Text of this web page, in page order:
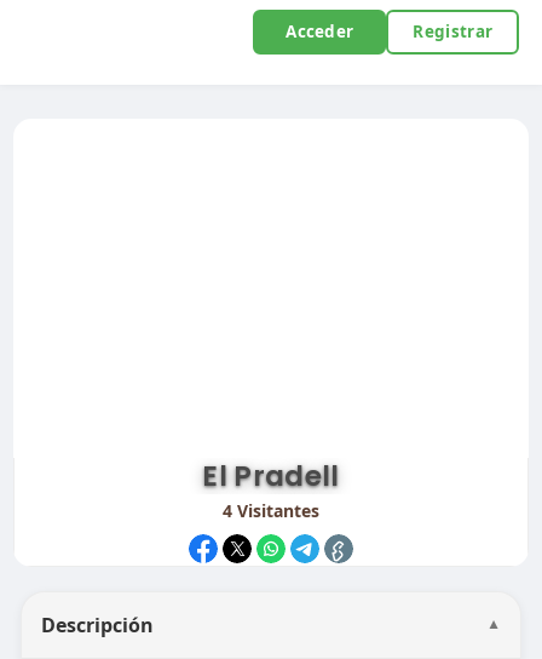
Acceder Registrar
El Pradell
4Visitantes
Descripción ▼